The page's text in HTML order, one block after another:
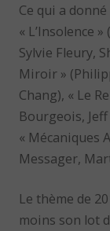
Ce qui a
« L’Insolence
Sylvie Fleury,
Miroir »
Chang), « Le
Bourgeois,
« Mécaniques
Messager,
Le thème de
moins son lot